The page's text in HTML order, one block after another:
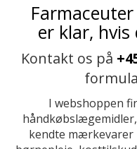
er klar,
Kontakt os på
I webshoppen
kendte mærkevarer